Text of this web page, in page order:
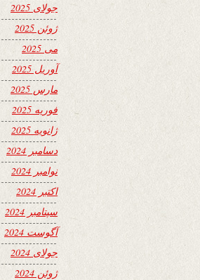
جولای 2025
ژوئن 2025
می 2025
آوریل 2025
مارس 2025
فوریه 2025
ژانویه 2025
دسامبر 2024
نوامبر 2024
اکتبر 2024
سپتامبر 2024
آگوست 2024
جولای 2024
ژوئن 2024